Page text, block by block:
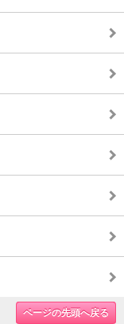
ページの先頭へ戻る